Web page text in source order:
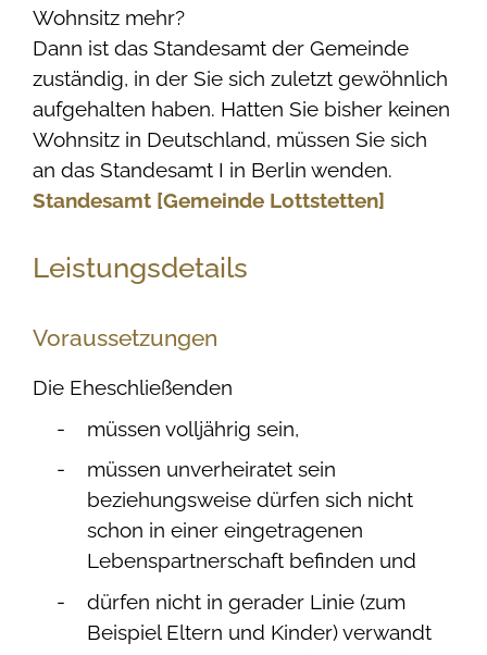
Wohnsitz mehr?
Dann ist das Standesamt der Gemeinde
zuständig, in der Sie sich zuletzt gewöhnlich
aufgehalten haben. Hatten Sie bisher keinen
Wohnsitz in Deutschland, müssen Sie sich
an das Standesamt I in Berlin wenden.
Standesamt [Gemeinde Lottstetten]
Leistungsdetails
Voraussetzungen
Die Eheschließenden
müssen volljährig sein,
müssen unverheiratet sein
beziehungsweise dürfen sich nicht
schon in einer eingetragenen
Lebenspartnerschaft befinden und
dürfen nicht in gerader Linie (zum
Beispiel Eltern und Kinder) verwandt